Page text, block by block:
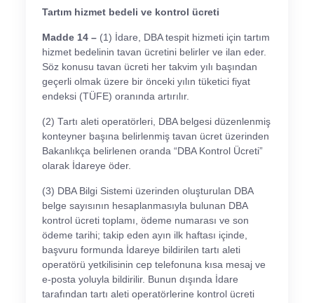
Tartım hizmet bedeli ve kontrol ücreti
Madde 14 – (1) İdare, DBA tespit hizmeti için tartım
hizmet bedelinin tavan ücretini belirler ve ilan eder.
Söz konusu tavan ücreti her takvim yılı başından
geçerli olmak üzere bir önceki yılın tüketici fiyat
endeksi (TÜFE) oranında artırılır.
(2) Tartı aleti operatörleri, DBA belgesi düzenlenmiş
konteyner başına belirlenmiş tavan ücret üzerinden
Bakanlıkça belirlenen oranda “DBA Kontrol Ücreti”
olarak İdareye öder.
(3) DBA Bilgi Sistemi üzerinden oluşturulan DBA
belge sayısının hesaplanmasıyla bulunan DBA
kontrol ücreti toplamı, ödeme numarası ve son
ödeme tarihi; takip eden ayın ilk haftası içinde,
başvuru formunda İdareye bildirilen tartı aleti
operatörü yetkilisinin cep telefonuna kısa mesaj ve
e-posta yoluyla bildirilir. Bunun dışında İdare
tarafından tartı aleti operatörlerine kontrol ücreti